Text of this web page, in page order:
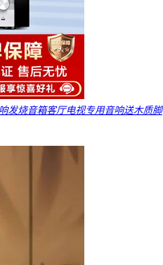
发烧音箱客厅电视专用音响送木质脚